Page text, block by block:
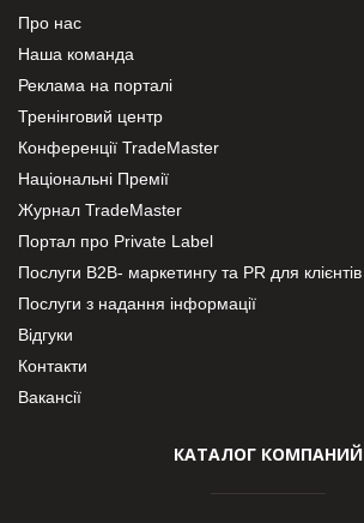
Про нас
Наша команда
Реклама на порталі
Тренінговий центр
Конференції TradeMaster
Національні Премії
Журнал TradeMaster
Портал про Private Label
Послуги В2В- маркетингу та PR для клієнтів
Послуги з надання інформації
Відгуки
Контакти
Вакансії
КАТАЛОГ КОМПАНИЙ